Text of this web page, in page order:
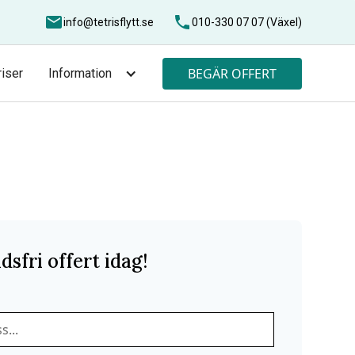
info@tetrisflytt.se 010-330 07 07 (Växel)
Information BEGÄR OFFERT
offert idag!